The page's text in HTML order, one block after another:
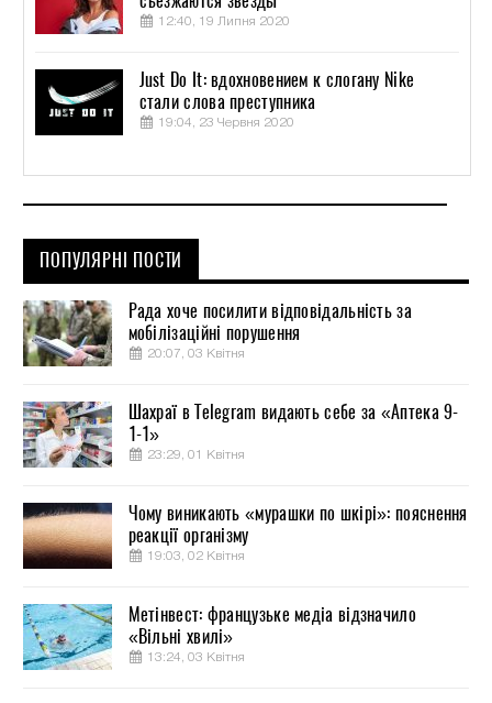
12:40, 19 Липня 2020
Just Do It: вдохновением к слогану Nike
стали слова преступника
19:04, 23 Червня 2020
ПОПУЛЯРНІ ПОСТИ
Рада хоче посилити відповідальність за
мобілізаційні порушення
20:07, 03 Квітня
Шахраї в Telegram видають себе за «Аптека 9-
1-1»
23:29, 01 Квітня
Чому виникають «мурашки по шкірі»: пояснення
реакції організму
19:03, 02 Квітня
Метінвест: французьке медіа відзначило
«Вільні хвилі»
13:24, 03 Квітня